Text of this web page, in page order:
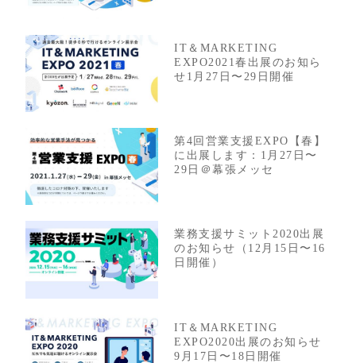
IT＆MARKETING
EXPO2021春出展のお知ら
せ1月27日〜29日開催
第4回営業支援EXPO【春】
に出展します：1月27日〜
29日＠幕張メッセ
業務支援サミット2020出展
のお知らせ（12月15日〜16
日開催）
IT＆MARKETING
EXPO2020出展のお知らせ
9月17日〜18日開催